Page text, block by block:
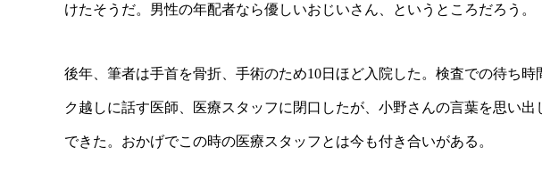
けたそうだ。男性の年配者なら優しいおじいさん、というところだろう。
後年、筆者は手首を骨折、手術のため10日ほど入院した。検査での待ち
ク越しに話す医師、医療スタッフに閉口したが、小野さんの言葉を思い
できた。おかげでこの時の医療スタッフとは今も付き合いがある。